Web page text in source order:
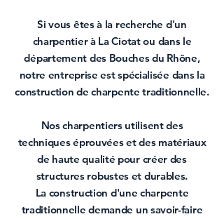
Si vous êtes à la recherche d'un
charpentier à La Ciotatou dans le
département des Bouches du Rhône,
notre entreprise est spécialisée dans la
construction de charpente traditionnelle.
Nos charpentiers utilisent des
techniques éprouvées et des matériaux
de haute qualité pour créer des
structures robustes et durables.
La construction d'unecharpente
traditionnelle demande un savoir-faire